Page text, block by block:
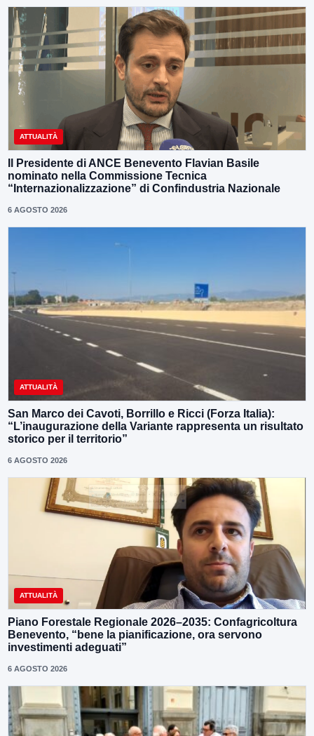
ATTUALITÀ
Il Presidente di ANCE Benevento Flavian Basile
nominato nella Commissione Tecnica
“Internazionalizzazione” di Confindustria Nazionale
6 AGOSTO 2026
ATTUALITÀ
San Marco dei Cavoti, Borrillo e Ricci (Forza Italia):
“L’inaugurazione della Variante rappresenta un risultato
storico per il territorio”
6 AGOSTO 2026
ATTUALITÀ
Piano Forestale Regionale 2026–2035: Confagricoltura
Benevento, “bene la pianificazione, ora servono
investimenti adeguati”
6 AGOSTO 2026